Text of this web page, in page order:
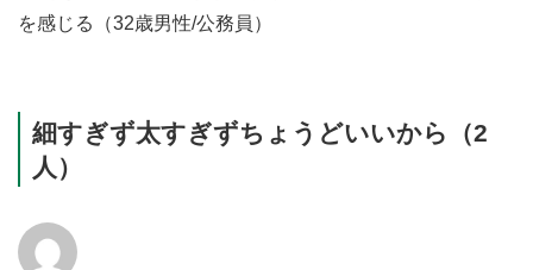
を感じる（32歳男性/公務員）
細すぎず太すぎずちょうどいいから（2
人）